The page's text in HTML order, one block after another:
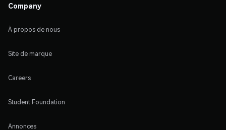
Company
À propos de nous
Site de marque
Careers
Student Foundation
Annonces